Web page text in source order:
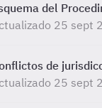
del
25 sept
de
25 sept